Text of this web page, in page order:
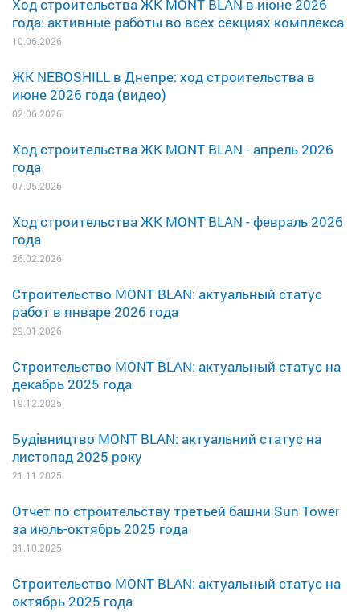
Ход строительства ЖК MONT BLAN в июне 2026
года: активные работы во всех секциях комплекса
10.06.2026
ЖК NEBOSHILL в Днепре: ход строительства в
июне 2026 года (видео)
02.06.2026
Ход строительства ЖК MONT BLAN - апрель 2026
года
07.05.2026
Ход строительства ЖК MONT BLAN - февраль 2026
года
26.02.2026
Строительство MONT BLAN: актуальный статус
работ в январе 2026 года
29.01.2026
Строительство MONT BLAN: актуальный статус на
декабрь 2025 года
19.12.2025
Будівництво MONT BLAN: актуальний статус на
листопад 2025 року
21.11.2025
Отчет по строительству третьей башни Sun Tower
за июль-октябрь 2025 года
31.10.2025
Строительство MONT BLAN: актуальный статус на
октябрь 2025 года